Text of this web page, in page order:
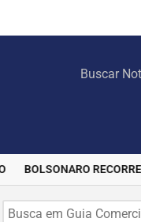
BOLSONARO